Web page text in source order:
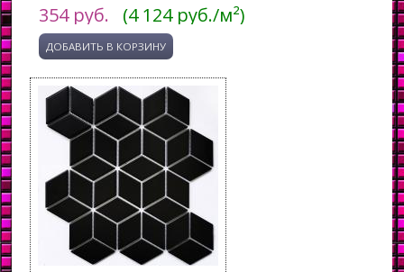
354руб. (4 124 руб./м²)